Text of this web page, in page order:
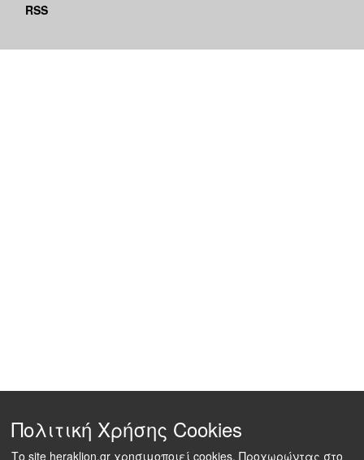
RSS
Πολιτική Χρήσης Cookies
Το site heraklion.gr χρησιμοποιεί cookies. Προχωρώντας στο